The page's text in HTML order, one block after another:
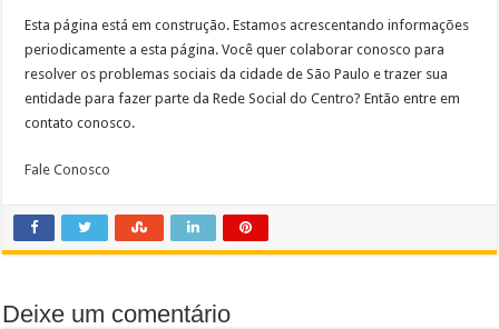
Esta página está em construção. Estamos acrescentando informações
periodicamente a esta página. Você quer colaborar conosco para
resolver os problemas sociais da cidade de São Paulo e trazer sua
entidade para fazer parte da Rede Social do Centro? Então entre em
contato conosco.
Fale Conosco
Deixe um comentário